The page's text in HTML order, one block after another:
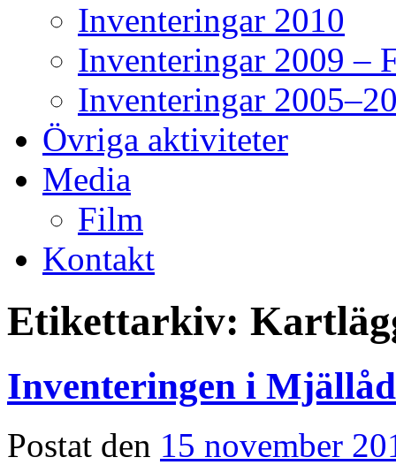
Inventeringar 2010
Inventeringar 2009 –
Inventeringar
Övriga aktiviteter
Media
Film
Kontakt
Etikettarkiv:
Inventeringen i
Postat den 15 november